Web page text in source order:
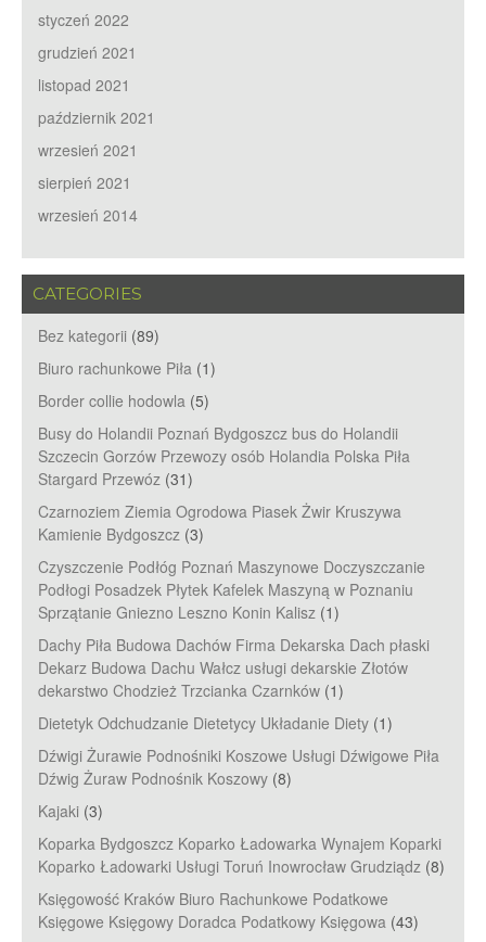
styczeń 2022
grudzień 2021
listopad 2021
październik 2021
wrzesień 2021
sierpień 2021
wrzesień 2014
CATEGORIES
Bez kategorii (89)
Biuro rachunkowe Piła (1)
Border collie hodowla (5)
Busy do Holandii Poznań Bydgoszcz bus do Holandii
Szczecin Gorzów Przewozy osób Holandia Polska Piła
Stargard Przewóz (31)
Czarnoziem Ziemia Ogrodowa Piasek Żwir Kruszywa
Kamienie Bydgoszcz (3)
Czyszczenie Podłóg Poznań Maszynowe Doczyszczanie
Podłogi Posadzek Płytek Kafelek Maszyną w Poznaniu
Sprzątanie Gniezno Leszno Konin Kalisz (1)
Dachy Piła Budowa Dachów Firma Dekarska Dach płaski
Dekarz Budowa Dachu Wałcz usługi dekarskie Złotów
dekarstwo Chodzież Trzcianka Czarnków (1)
Dietetyk Odchudzanie Dietetycy Układanie Diety (1)
Dźwigi Żurawie Podnośniki Koszowe Usługi Dźwigowe Piła
Dźwig Żuraw Podnośnik Koszowy (8)
Kajaki (3)
Koparka Bydgoszcz Koparko Ładowarka Wynajem Koparki
Koparko Ładowarki Usługi Toruń Inowrocław Grudziądz (8)
Księgowość Kraków Biuro Rachunkowe Podatkowe
Księgowe Księgowy Doradca Podatkowy Księgowa (43)